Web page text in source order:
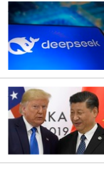
2025/02/06
2025/01/23